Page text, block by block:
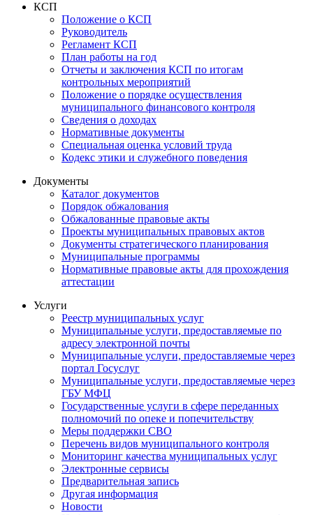
КСП
Положение о КСП
Руководитель
Регламент КСП
План работы на год
Отчеты и заключения КСП по итогам
контрольных мероприятий
Положение о порядке осуществления
муниципального финансового контроля
Сведения о доходах
Нормативные документы
Специальная оценка условий труда
Кодекс этики и служебного поведения
Документы
Каталог документов
Порядок обжалования
Обжалованные правовые акты
Проекты муниципальных правовых актов
Документы стратегического планирования
Муниципальные программы
Нормативные правовые акты для прохождения
аттестации
Услуги
Реестр муниципальных услуг
Муниципальные услуги, предоставляемые по
адресу электронной почты
Муниципальные услуги, предоставляемые через
портал Госуслуг
Муниципальные услуги, предоставляемые через
ГБУ МФЦ
Государственные услуги в сфере переданных
полномочий по опеке и попечительству
Меры поддержки СВО
Перечень видов муниципального контроля
Мониторинг качества муниципальных услуг
Электронные сервисы
Предварительная запись
Другая информация
Новости